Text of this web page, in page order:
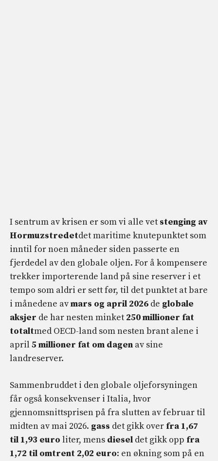
I sentrum av krisen er som vi alle vet stenging av
Hormuzstredetdet maritime knutepunktet som
inntil for noen måneder siden passerte en
fjerdedel av den globale oljen. For å kompensere
trekker importerende land på sine reserver i et
tempo som aldri er sett før, til det punktet at bare
i månedene avmars og april 2026 de globale
aksjer de har nesten minket 250 millioner fat
totaltmed OECD-land som nesten brant alene i
april 5 millioner fat om dagen av sine
landreserver.
Sammenbruddet i den globale oljeforsyningen
får også konsekvenser i Italia, hvor
gjennomsnittsprisen på fra slutten av februar til
midten av mai 2026. gass det gikk over fra 1,67
til 1,93 euro liter, mens diesel det gikk opp fra
1,72 til omtrent 2,02 euro: en økning som på en